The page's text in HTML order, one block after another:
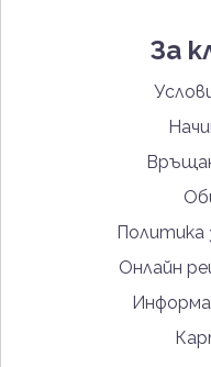
За
Политика
Онлайн